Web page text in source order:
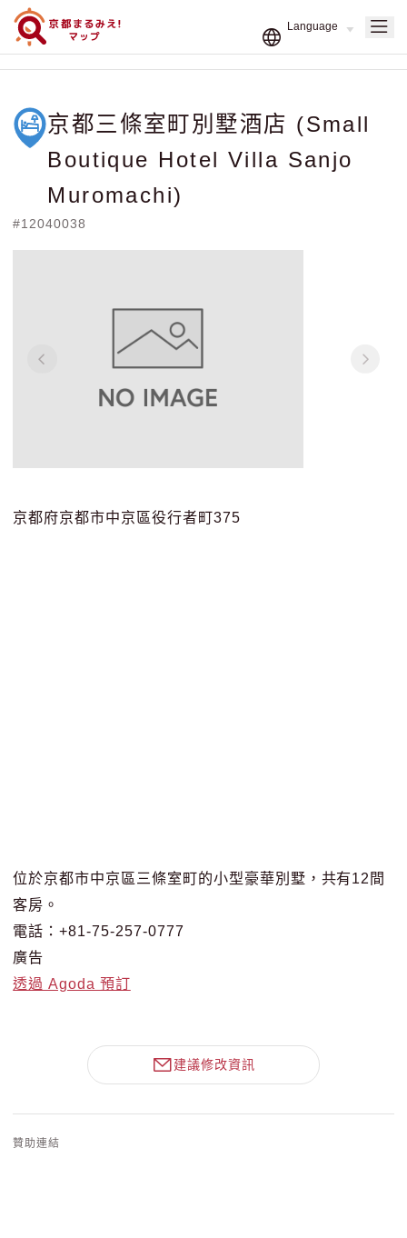
京都三條室町別墅酒店 (Small
Boutique Hotel Villa Sanjo
Muromachi)
#12040038
京都府京都市中京區役行者町375
位於京都市中京區三條室町的小型豪華別墅，共有12間
客房。
電話：+81-75-257-0777
廣告
透過 Agoda 預訂
建議修改資訊
贊助連結